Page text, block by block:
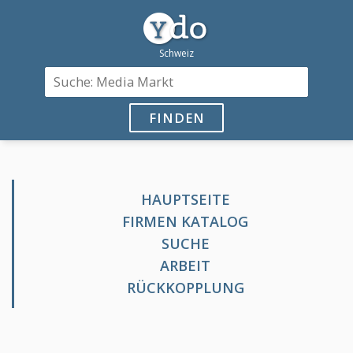
FINDEN
HAUPTSEITE
FIRMEN KATALOG
SUCHE
ARBEIT
RÜCKKOPPLUNG